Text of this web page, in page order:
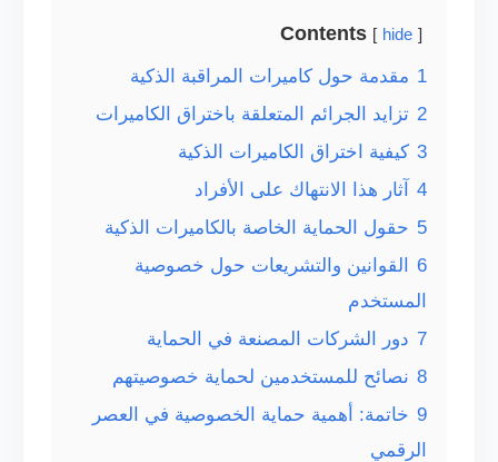
Contents hide
1 مقدمة حول كاميرات المراقبة الذكية
2 تزايد الجرائم المتعلقة باختراق الكاميرات
3 كيفية اختراق الكاميرات الذكية
4
آثار هذا الانتهاك على الأفراد
5 حقول الحماية الخاصة بالكاميرات الذكية
6
القوانين والتشريعات حول خصوصية
المستخدم
7 دور الشركات المصنعة في الحماية
8 نصائح للمستخدمين لحماية خصوصيتهم
9 خاتمة: أهمية حماية الخصوصية في العصر
الرقمي